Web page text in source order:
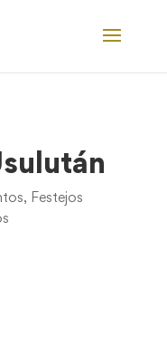
, Festejos